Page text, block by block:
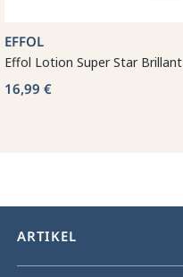
EFFOL
Effol Lotion Super Star Brillant
16,99 €
ARTIKEL